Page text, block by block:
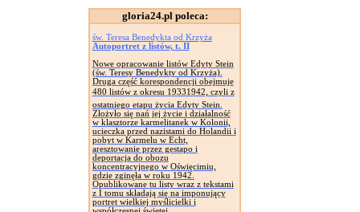
gloria24.pl poleca:
św. Teresa Benedykta od Krzyża
Autoportret z listów, t. II
Nowe opracowanie listów Edyty Stein
(św. Teresy Benedykty od Krzyża).
Druga część korespondencji obejmuje
480 listów z okresu 19331942, czyli z
ostatniego etapu życia Edyty Stein.
Złożyło się nań jej życie i działalność
w klasztorze karmelitanek w Kolonii,
ucieczka przed nazistami do Holandii i
pobyt w Karmelu w Echt,
aresztowanie przez gestapo i
deportacja do obozu
koncentracyjnego w Oświęcimiu,
gdzie zginęła w roku 1942.
Opublikowane tu listy wraz z tekstami
z I tomu składają się na imponujący
portret wielkiej myślicielki i